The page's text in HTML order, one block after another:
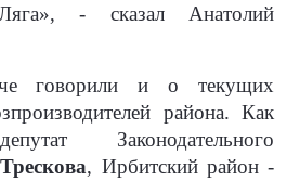
- сказал Анатолий
говорили и о текущих
района. Как
Законодательного
, Ирбитский район -